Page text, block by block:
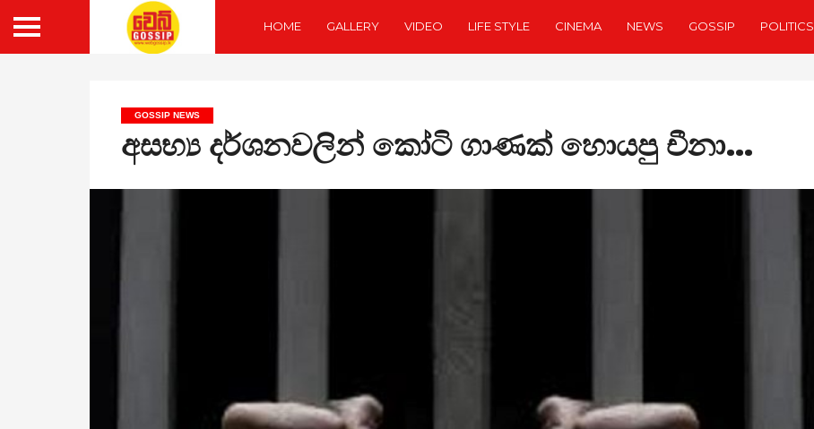
HOME GALLERY VIDEO LIFE STYLE CINEMA NEWS GOSSIP POLITICS
GOSSIP NEWS
අසභ්‍ය දර්ශනවලින් කෝටි ගාණක් හොයපු චීනා…